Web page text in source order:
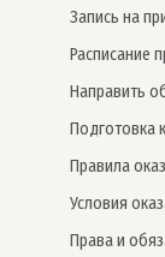
Запись на
Расписание
Направить
Подготовка
Правила
Условия
Права и